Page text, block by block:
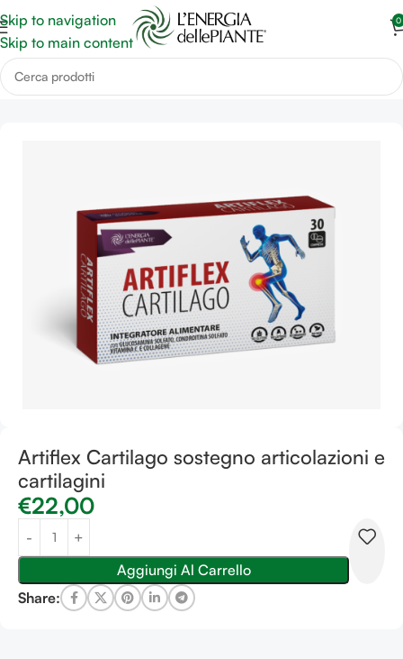
Skip to navigation
Skip to main content
0
Home Benessere Articolazioni Artrosi
Artiflex Cartilago sostegno articolazioni e
cartilagini
€22,00
Aggiungi Al Carrello
Share: